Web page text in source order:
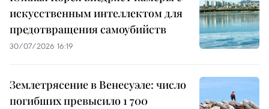
искусственным интеллектом для
предотвращения самоубийств
30/07/2026 16:19
Землетрясение в Венесуэле: число
погибших превысило 1 700